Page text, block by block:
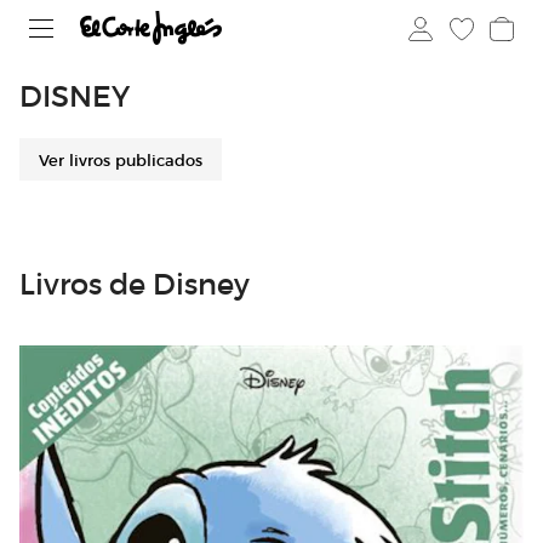
DISNEY
Ver livros publicados
Livros de Disney